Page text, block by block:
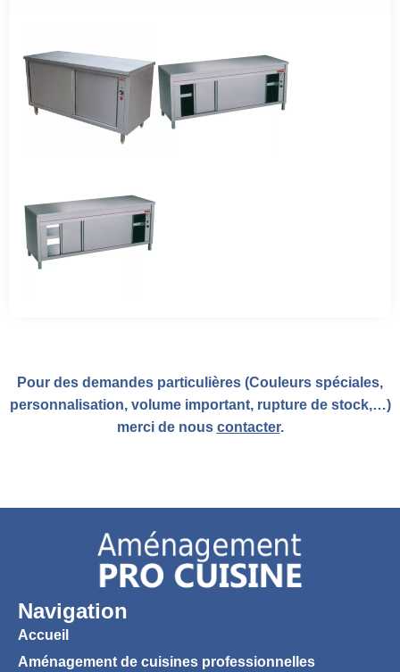
Pour des demandes particulières (Couleurs spéciales,
personnalisation, volume important, rupture de stock,…)
merci de nous contacter.
Navigation
Accueil
Aménagement de cuisines professionnelles